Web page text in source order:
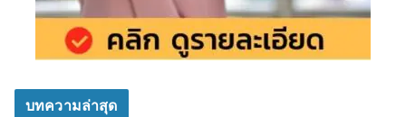
บทความล่าสุด